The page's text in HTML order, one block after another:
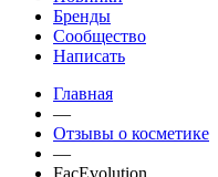
Бренды
Сообщество
Написать
Главная
—
Отзывы о косметике
—
FacEvolution